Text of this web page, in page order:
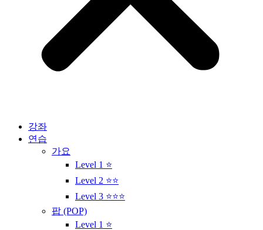
강좌
연습
가요
Level 1 ⭐
Level 2 ⭐⭐
Level 3 ⭐⭐⭐
팝 (POP)
Level 1 ⭐